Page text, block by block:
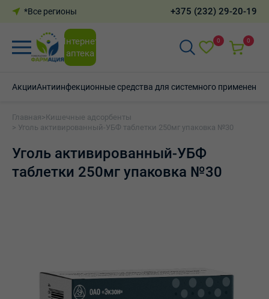
*Все регионы +375 (232) 29-20-19
Интернет-
аптека
0 0
АкцииАнтиинфекционные средства для системного применения
Главная >Кишечные адсорбенты
> Уголь активированный-УБФ таблетки 250мг упаковка №30
Уголь активированный-УБФ
таблетки 250мг упаковка №30